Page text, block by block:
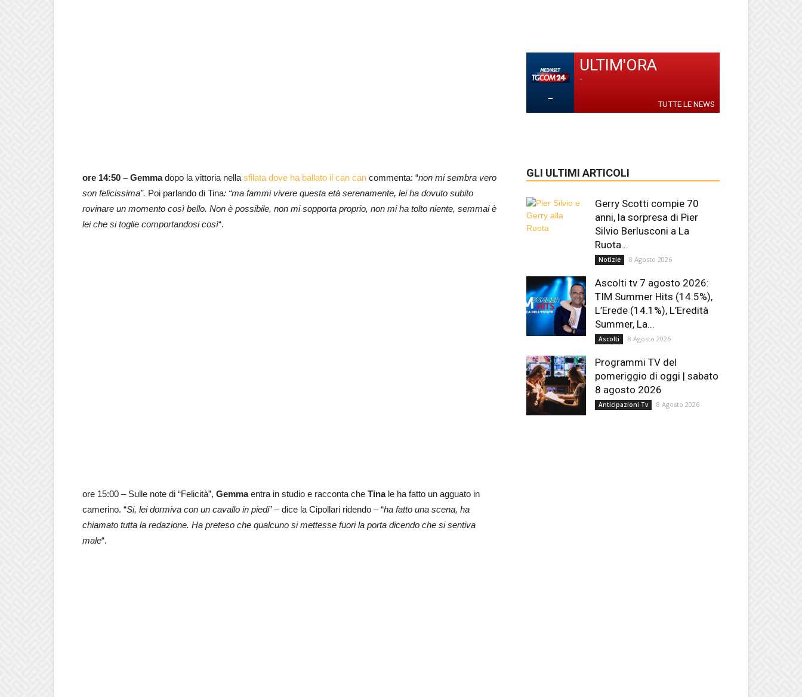
ore 14:50 – Gemmadopo la vittoria nella sfilata dove ha ballato il can can commenta: “non mi sembra vero
son felicissima”. Poi parlando di Tina: “ma fammi vivere questa età serenamente, lei ha dovuto subito
rovinare un momento così bello. Non è possibile, non mi sopporta proprio, non mi ha tolto niente, semmai è
lei che si toglie comportandosi così“.
ore 15:00 – Sulle note di “Felicità”, Gemmaentra in studio e racconta che Tinale ha fatto un agguato in
camerino. “Si, lei dormiva con un cavallo in piedi” – dice la Cipollari ridendo – “ha fatto una scena, ha
chiamato tutta la redazione. Ha preteso che qualcuno si mettesse fuori la porta dicendo che si sentiva
male“.
-
ULTIM'ORA
-
TUTTE LE NEWS
GLI ULTIMI ARTICOLI
Gerry Scotti compie 70
anni, la sorpresa di Pier
Silvio Berlusconi a La
Ruota...
Notizie 8 Agosto 2026
Ascolti tv 7 agosto 2026:
TIM Summer Hits (14.5%),
L’Erede (14.1%), L’Eredità
Summer, La...
Ascolti 8 Agosto 2026
Programmi TV del
pomeriggio di oggi | sabato
8 agosto 2026
Anticipazioni Tv 8 Agosto 2026